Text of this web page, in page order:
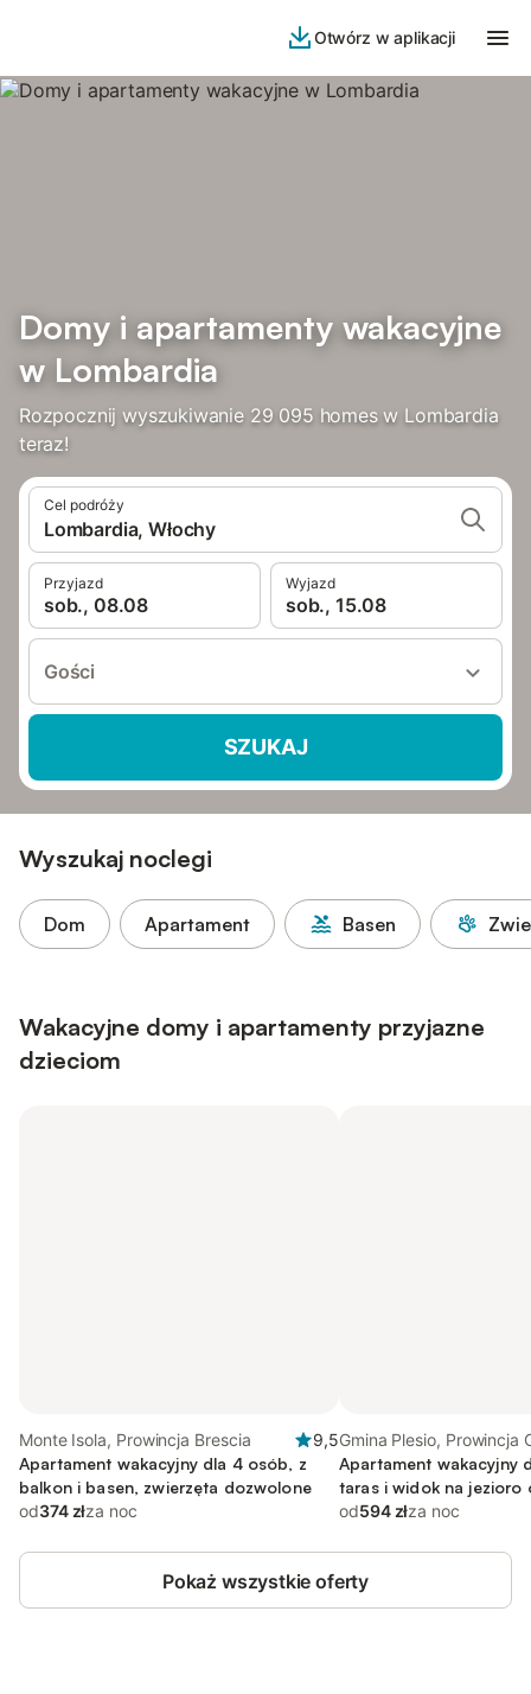
Otwórz w aplikacji
Domy i apartamenty wakacyjne
w Lombardia
Rozpocznij wyszukiwanie 29 095 homes w Lombardia
teraz!
Cel podróży
Lombardia, Włochy
Przyjazd
sob., 08.08
Wyjazd
sob., 15.08
Gości
SZUKAJ
Wyszukaj noclegi
Dom Apartament Basen
Wakacyjne domy i apartamenty przyjazne
dzieciom
Monte Isola, Prowincja Brescia
9,5
Apartament wakacyjny dla 4 osób, z
balkon i basen, zwierzęta dozwolone
od374 złza noc
Gmina Plesio, Prowincja
Apartament wakacyjny
taras i widok na jezioro
od594 złza noc
Pokaż wszystkie oferty